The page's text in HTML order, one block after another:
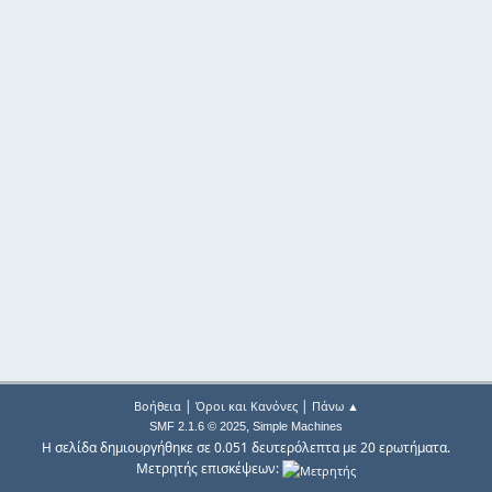
Βοήθεια| Όροι και Κανόνες| Πάνω ▲
SMF 2.1.6 © 2025, Simple Machines
Η σελίδα δημιουργήθηκε σε 0.051 δευτερόλεπτα με 20 ερωτήματα.
Μετρητής επισκέψεων: